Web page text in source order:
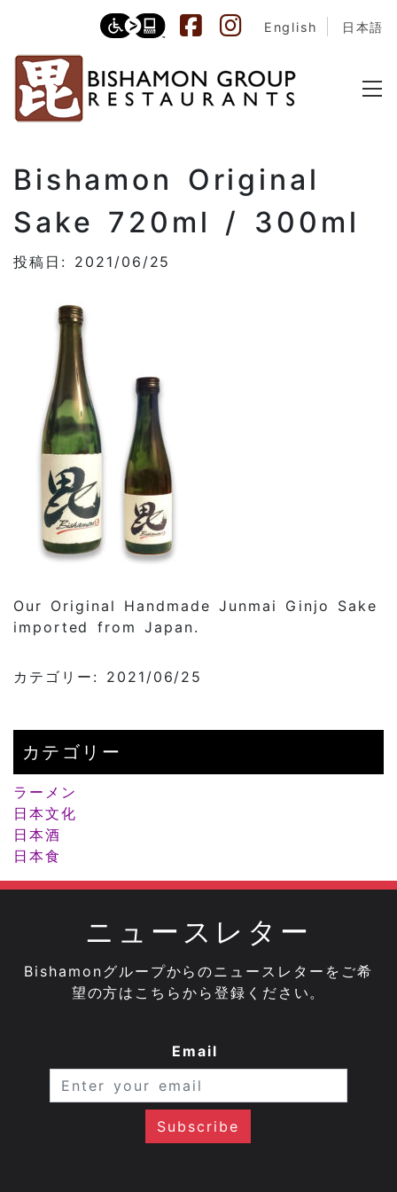
English 日本語
Bishamon Original
Sake 720ml / 300ml
投稿日: 2021/06/25
Our Original Handmade Junmai Ginjo Sake
imported from Japan.
カテゴリー: 2021/06/25
カテゴリー
ラーメン
日本文化
日本酒
日本食
ニュースレター
Bishamonグループからのニュースレターをご希
望の方はこちらから登録ください。
Email